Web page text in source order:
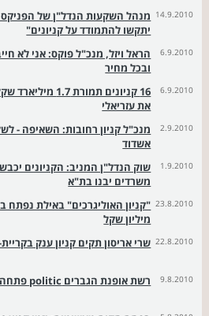
14.9.2010 מנהל השקעות הנדל"ן של
יתקשו להתמודד על קניונים"
6.9.2010
הראל ויזל, מנכ"ל פוקס: אני לא
ובכל מחיר
6.9.2010
16 קניונים תמורת
את עזריאלי
2.9.2010
מנכ"ל קניון רחובות: השאיפה -
אשדוד
1.9.2010
שוק הנדל"ן המניב: הקניונים
משרדים יבנו בת"א
23.8.2010
מיליון שקל
22.8.2010 שרי אריסון תקים קניון ענק
9.8.2010 רשת אופנת הגברים politic פתחה 10 סניפים חדשים